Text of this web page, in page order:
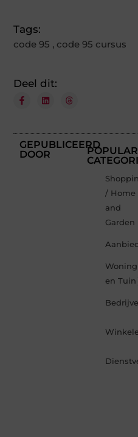
Tags:
code 95 , code 95 cursus
Deel dit:
GEPUBLICEERD
DOOR
POPULAR
/ Home
and
Garden
Woning
en Tuin